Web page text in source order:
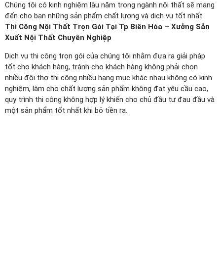
Chúng tôi có kinh nghiệm lâu năm trong ngành nội thất sẽ mang
đến cho bạn những sản phẩm chất lượng và dịch vụ tốt nhất.
Thi Công Nội Thất Trọn Gói Tại Tp Biên Hòa – Xưởng Sản
Xuất Nội Thất Chuyên Nghiệp
Dịch vụ thi công trọn gói của chúng tôi nhằm đưa ra giải pháp
tốt cho khách hàng, tránh cho khách hàng không phải chọn
nhiều đội thợ thi công nhiều hạng mục khác nhau không có kinh
nghiệm, làm cho chất lượng sản phẩm không đạt yêu cầu cao,
quy trình thi công không hợp lý khiến cho chủ đầu tư đau đầu và
một sản phẩm tốt nhất khi bỏ tiền ra.